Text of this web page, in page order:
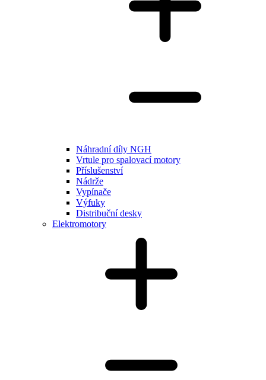
Náhradní díly NGH
Vrtule pro spalovací motory
Příslušenství
Nádrže
Vypínače
Výfuky
Distribuční desky
Elektromotory